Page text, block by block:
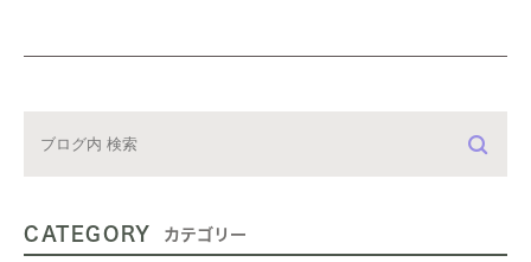
CATEGORY カテゴリー